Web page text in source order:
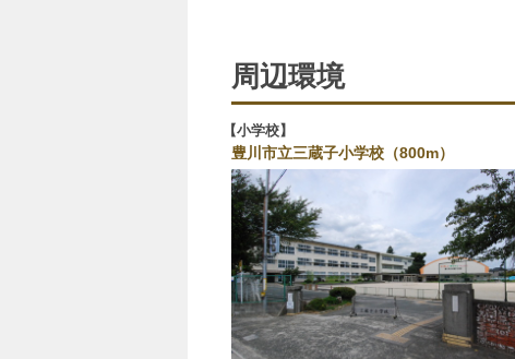
周辺環境
小学校
豊川市立三蔵子小学校（800m）